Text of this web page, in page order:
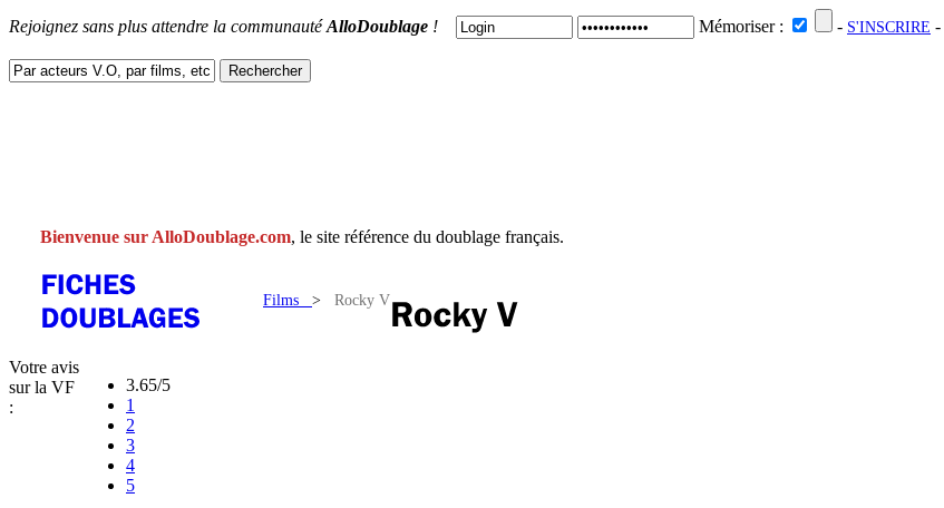
Rejoignez sans plus attendre la communautéAlloDoublage ! Mémoriser : - S'INSCRIRE -
Bienvenue sur AlloDoublage.com, le site référence du doublage français.
Films > Rocky V
Votre avis
sur la VF
:
3.65/5
1
2
3
4
5